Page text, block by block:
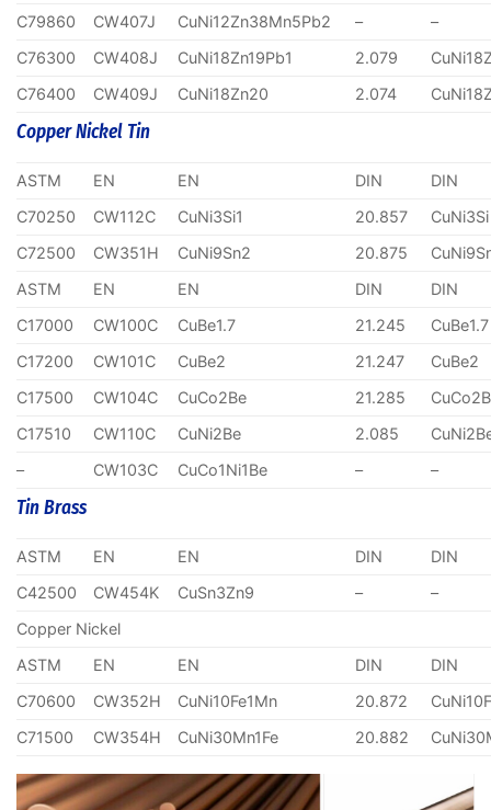
C79860
CW407J CuNi12Zn38Mn5Pb2 –
–
C76300
CW408J CuNi18Zn19Pb1 2.079
C76400
CW409J CuNi18Zn20 2.074
Copper Nickel Tin
ASTM EN EN DIN
DIN
C70250
CW112C CuNi3Si1 20.857
CuNi3Si
C72500
CW351H CuNi9Sn2 20.875
ASTM
EN EN DIN
DIN
C17000
CW100C CuBe1.7 21.245
CuBe1.7
C17200
CW101C CuBe2 21.247
CuBe2
C17500
CW104C CuCo2Be 21.285
C17510
CW110C CuNi2Be 2.085
–
CW103C CuCo1Ni1Be – –
Tin Brass
ASTM EN EN DIN
DIN
C42500
CW454K CuSn3Zn9 –
–
Copper Nickel
ASTM
EN EN DIN
DIN
C70600
CW352H CuNi10Fe1Mn 20.872
C71500
CW354H CuNi30Mn1Fe 20.882